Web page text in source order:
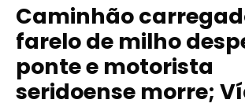
Caminhão
farelo de milho
ponte e motorista
seridoense morre;